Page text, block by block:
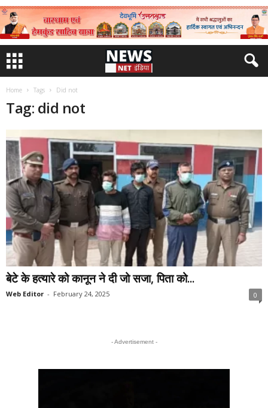
Home Tags Did not
Tag: did not
बेटे के हत्‍यारे को कानून ने दी जो सजा, पिता को...
Web Editor - February 24, 2025 0
- Advertisement -